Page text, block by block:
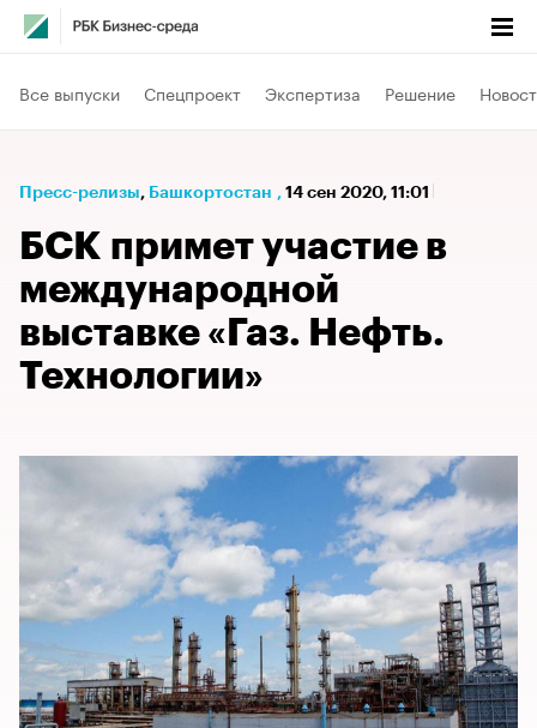
Все выпуски Спецпроект Экспертиза Решение
Пресс-релизы⁠, Башкортостан , 14 сен 2020, 11:01
БСК примет участие в
международной
выставке «Газ. Нефть.
Технологии»